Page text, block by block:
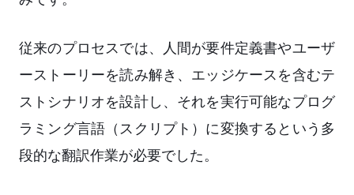
従来のプロセスでは、人間が要件定義書やユーザ
ーストーリーを読み解き、エッジケースを含むテ
ストシナリオを設計し、それを実行可能なプログ
ラミング言語（スクリプト）に変換するという多
段的な翻訳作業が必要でした。